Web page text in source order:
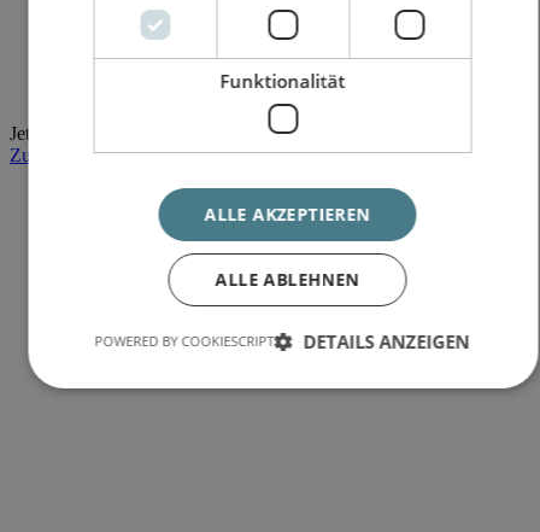
Jetzt Exposé anfordern!
Zum Kontaktformular
Funktionalität
ALLE AKZEPTIEREN
ALLE ABLEHNEN
DETAILS ANZEIGEN
POWERED BY COOKIESCRIPT